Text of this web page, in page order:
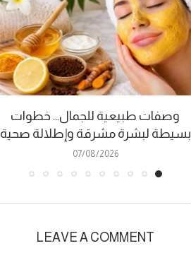
وصفات طبيعية للجمال… خطوات
بسيطة لبشرة مشرقة وإطلالة صحية
07/08/2026
LEAVE A COMMENT